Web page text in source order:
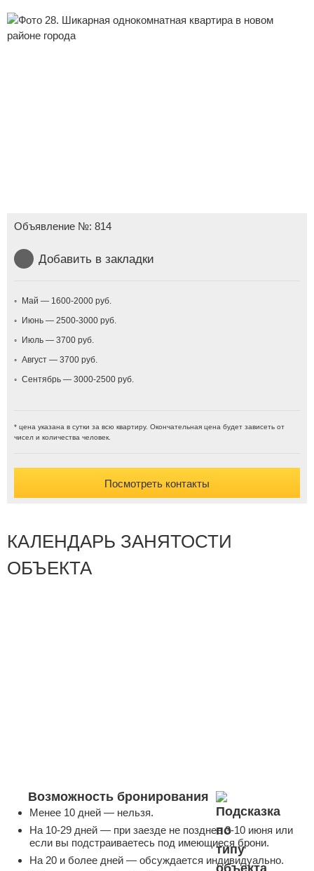
Объявление №: 814
Добавить в закладки
Май — 1600-2000
Июнь — 2500-3000
Июль — 3700
Август — 3700
Сентябрь — 3000-2500
* цена указана в сутки за всю квартиру. Окончательная цена будет зависеть от
чисел и количества человек.
Посмотреть контакты
КАЛЕНДАРЬ ЗАНЯТОСТИ
ОБЪЕКТА
Возможность бронирования
Менее 10 дней — нельзя.
На 10-29 дней — при заезде не позднее 3-10 июня или
если вы подстраиваетесь под имеющиеся брони.
На 20 и более дней — обсуждается индивидуально.